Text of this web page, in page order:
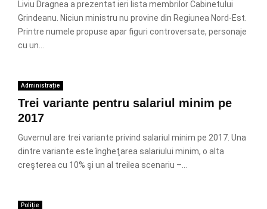
Liviu Dragnea a prezentat ieri lista membrilor Cabinetului
Grindeanu. Niciun ministru nu provine din Regiunea Nord-Est.
Printre numele propuse apar figuri controversate, personaje
cu un...
Administrație
Trei variante pentru salariul minim pe
2017
Guvernul are trei variante privind salariul minim pe 2017. Una
dintre variante este îngheţarea salariului minim, o alta
creşterea cu 10% şi un al treilea scenariu –...
Poliție